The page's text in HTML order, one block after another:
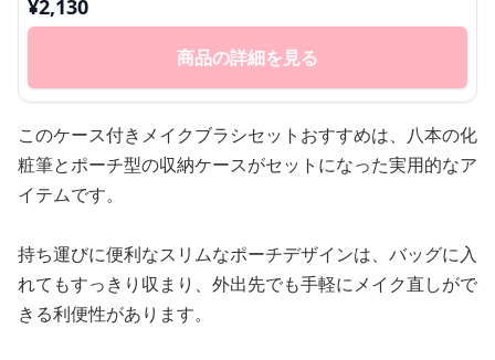
¥2,130
商品の詳細を見る
このケース付きメイクブラシセットおすすめは、八本の化
粧筆とポーチ型の収納ケースがセットになった実用的なア
イテムです。
持ち運びに便利なスリムなポーチデザインは、バッグに入
れてもすっきり収まり、外出先でも手軽にメイク直しがで
きる利便性があります。